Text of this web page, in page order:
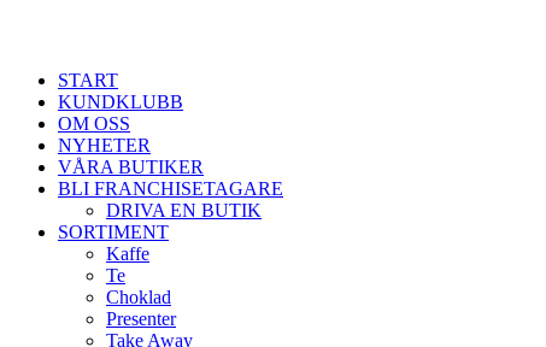
START
KUNDKLUBB
OM OSS
NYHETER
VÅRA BUTIKER
BLI FRANCHISETAGARE
DRIVA EN BUTIK
SORTIMENT
Kaffe
Te
Choklad
Presenter
Take Away